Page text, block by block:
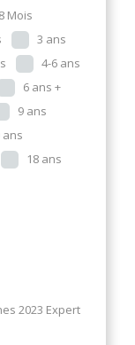
Mois
3 ans
4-6 ans
6 ans +
9 ans
ans
18 ans
2023 Expert